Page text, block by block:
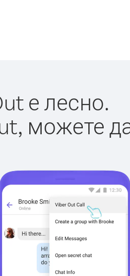
е лесно.
можете